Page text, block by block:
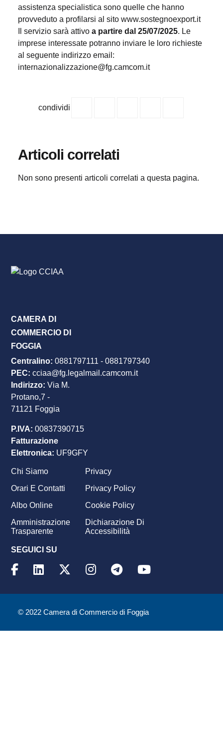
assistenza specialistica sono quelle che hanno
provveduto a profilarsi al sito www.sostegnoexport.it
Il servizio sarà attivo a partire dal 25/07/2025. Le
imprese interessate potranno inviare le loro richieste
al seguente indirizzo email:
internazionalizzazione@fg.camcom.it
condividi
Articoli correlati
Non sono presenti articoli correlati a questa pagina.
CAMERA DI
COMMERCIO DI
FOGGIA
Centralino: 0881797111 - 0881797340
PEC: cciaa@fg.legalmail.camcom.it
Indirizzo: Via M.
Protano,7 -
71121 Foggia
P.IVA: 00837390715
Fatturazione
Elettronica: UF9GFY
Footer
menu
Chi Siamo
Orari E Contatti
Albo Online
Amministrazione
Trasparente
Privacy
Privacy Policy
Cookie Policy
Dichiarazione Di
Accessibilità
SEGUICI SU
© 2022 Camera di Commercio di Foggia